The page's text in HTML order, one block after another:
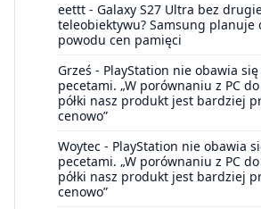
eettt - Galaxy S27 Ultra bez
teleobiektywu? Samsung planuje
powodu cen pamięci
Grześ - PlayStation nie obawia
pecetami. „W porównaniu z PC
półki nasz produkt jest bardziej
cenowo”
Woytec - PlayStation nie obawia
pecetami. „W porównaniu z PC
półki nasz produkt jest bardziej
cenowo”